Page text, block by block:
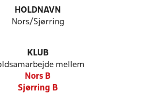
HOLDNAVN
Nors/Sjørring
KLUB
mellem
Nors B
Sjørring B